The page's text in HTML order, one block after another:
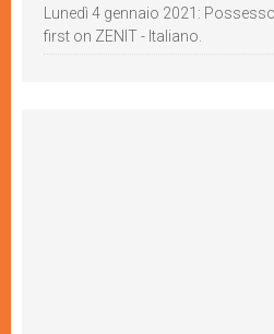
Lunedì 4 gennaio 2021:
first on ZENIT - Italiano.